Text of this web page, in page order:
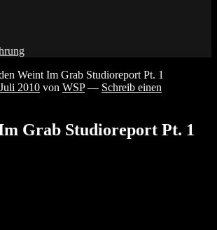
Weint Im Grab Studioreport Pt. 1
2010 von WSP — Schreib einen
Grab Studioreport Pt. 1